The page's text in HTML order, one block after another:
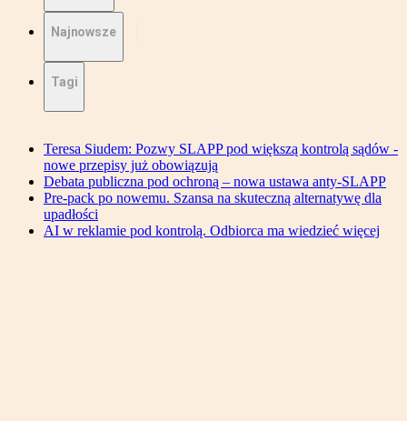
Najnowsze
Tagi
Teresa Siudem: Pozwy SLAPP pod większą kontrolą sądów -
nowe przepisy już obowiązują
Debata publiczna pod ochroną – nowa ustawa anty-SLAPP
Pre-pack po nowemu. Szansa na skuteczną alternatywę dla
upadłości
AI w reklamie pod kontrolą. Odbiorca ma wiedzieć więcej